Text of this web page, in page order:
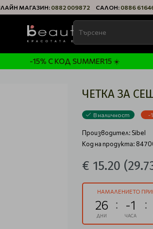
МАГАЗИН: 0882 009872 САЛОН: 0886
-15% С КОД SUMMER15 ☀️
ЧЕТКА ЗА
В наличност -
Производител: Sibel
Код на продукта:
€ 15.20
НАМАЛЕНИЕТО
26
ДНИ
-1
ЧАСА